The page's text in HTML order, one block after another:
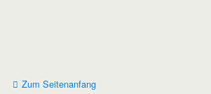
Zum Seitenanfang